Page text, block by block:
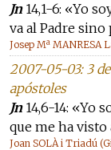
Jn14,1-6: «Yo
va al Padre
Josep Mª MANRESA
2007-05-03: 3
apóstoles
Jn14,6-14: «Yo
que me ha visto
Joan SOLÀ i Triadú